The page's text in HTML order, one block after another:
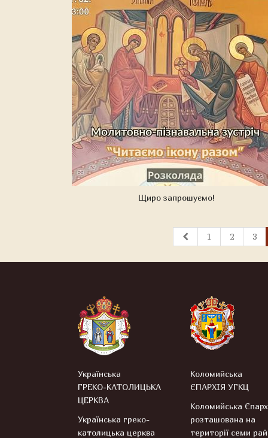
Щиро запрошуємо!
1 2 3
Українська
ГРЕКО-КАТОЛИЦЬКА
ЦЕРКВА
Українська греко-
католицька церква
Коломийська
ЄПАРХІЯ УГКЦ
Коломийська
розташована на
території семи